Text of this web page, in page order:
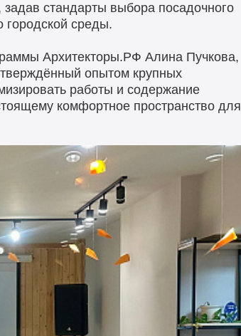
стандарты выбора посадочного
городской среды.
Архитекторы.РФ Алина Пучкова,
опытом крупных
работы и содержание
комфортное пространство для